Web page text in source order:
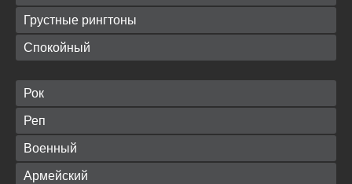
Грустные рингтоны
Спокойный
Рок
Реп
Военный
Армейский